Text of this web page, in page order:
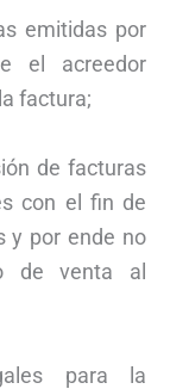
emitidas por
el acreedor
factura;
de facturas
con el fin de
y por ende no
de venta al
para la